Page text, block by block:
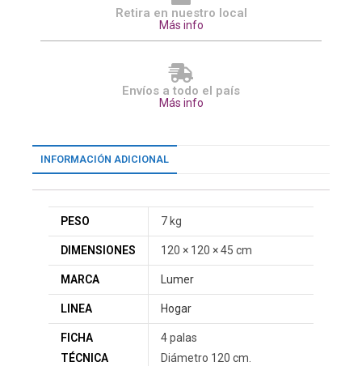
Retira en nuestro local
Más info
Envíos a todo el país
Más info
INFORMACIÓN ADICIONAL
PESO 7 kg
DIMENSIONES 120 × 120 × 45 cm
MARCA Lumer
LINEA Hogar
FICHA
TÉCNICA
4 palas
Diámetro 120 cm.